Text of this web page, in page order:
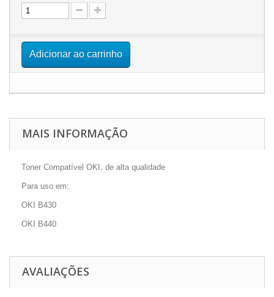
Adicionar ao carrinho
MAIS INFORMAÇÃO
Toner Compatível OKI, de alta qualidade
Para uso em:
OKI B430
OKI B440
AVALIAÇÕES